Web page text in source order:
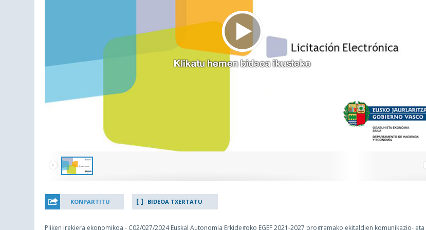
KONPARTITU BIDEOA TXERTATU
Pliken irekiera ekonomikoa - C02/027/2024 Euskal Autonomia Erkidegoko EGEF 2021-2027 programako ekitaldien komunikazio- eta